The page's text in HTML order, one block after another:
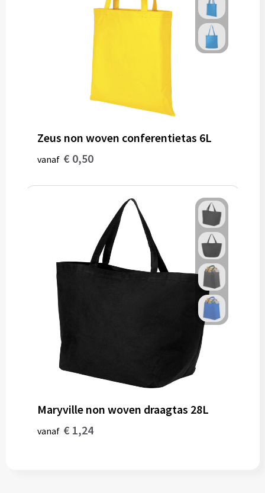
Zeus non woven conferentietas 6L
vanaf € 0,50
Maryville non woven draagtas 28L
vanaf € 1,24